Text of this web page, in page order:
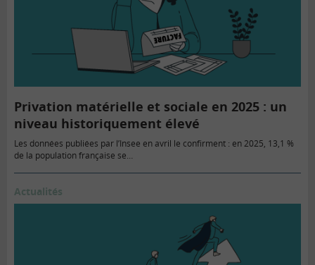
Privation matérielle et sociale en 2025 : un
niveau historiquement élevé
Les données publiées par l’Insee en avril le confirment : en 2025, 13,1 %
de la population française se…
Actualités